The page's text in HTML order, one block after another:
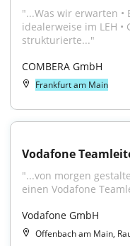
"...Was wir erwarten •
idealerweise im LEH
strukturierte..."
COMBERA GmbH
Frankfurt am Main
Vodafone
"...von morgen
einen Vodafone
Vodafone GmbH
Offenbach am Main,